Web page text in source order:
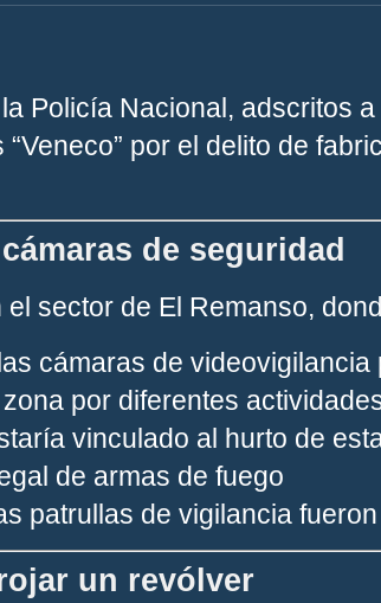
Policía Nacional, adscritos
por el delito de
de seguridad
sector de El Remanso,
cámaras de
por diferentes
vinculado al hurto de
de armas de fuego
patrullas de vigilancia
un revólver